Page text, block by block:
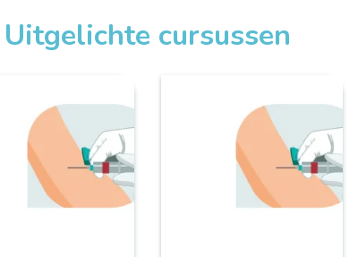
Uitgelichte cursussen